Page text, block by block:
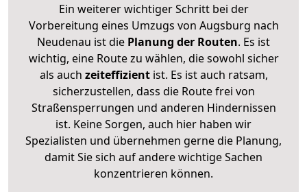
Ein weiterer wichtiger Schritt bei der
Vorbereitung eines Umzugs von Augsburg nach
Neudenau ist die Planung der Routen. Es ist
wichtig, eine Route zu wählen, die sowohl sicher
als auch zeiteffizientist. Es ist auch ratsam,
sicherzustellen, dass die Route frei von
Straßensperrungen und anderen Hindernissen
ist. Keine Sorgen, auch hier haben wir
Spezialisten und übernehmen gerne die Planung,
damit Sie sich auf andere wichtige Sachen
konzentrieren können.